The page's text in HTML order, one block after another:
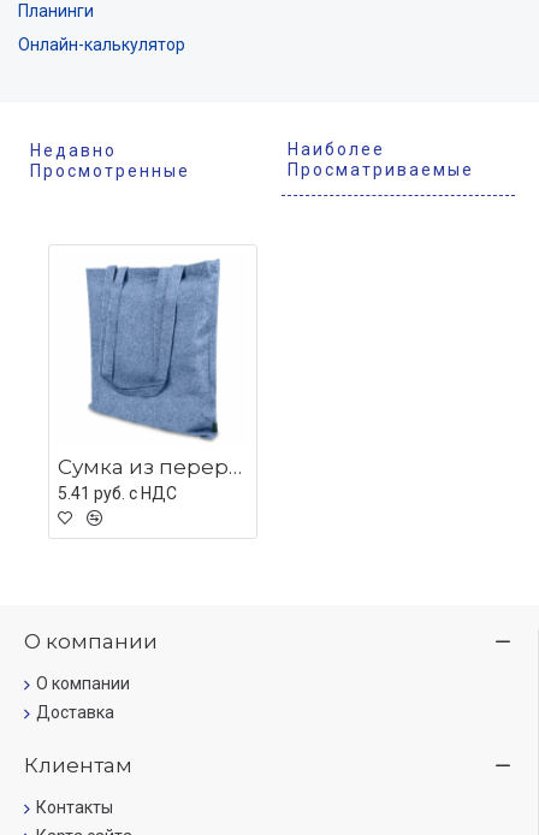
Планинги
Онлайн-калькулятор
Недавно
Просмотренные
Наиболее
Просматриваемые
Сумка из переработанного хлопка Caravan Recycled Melange 140, плотность 140 г/м2, синяя
5.41 руб. c НДС
О компании
О компании
Доставка
Клиентам
Контакты